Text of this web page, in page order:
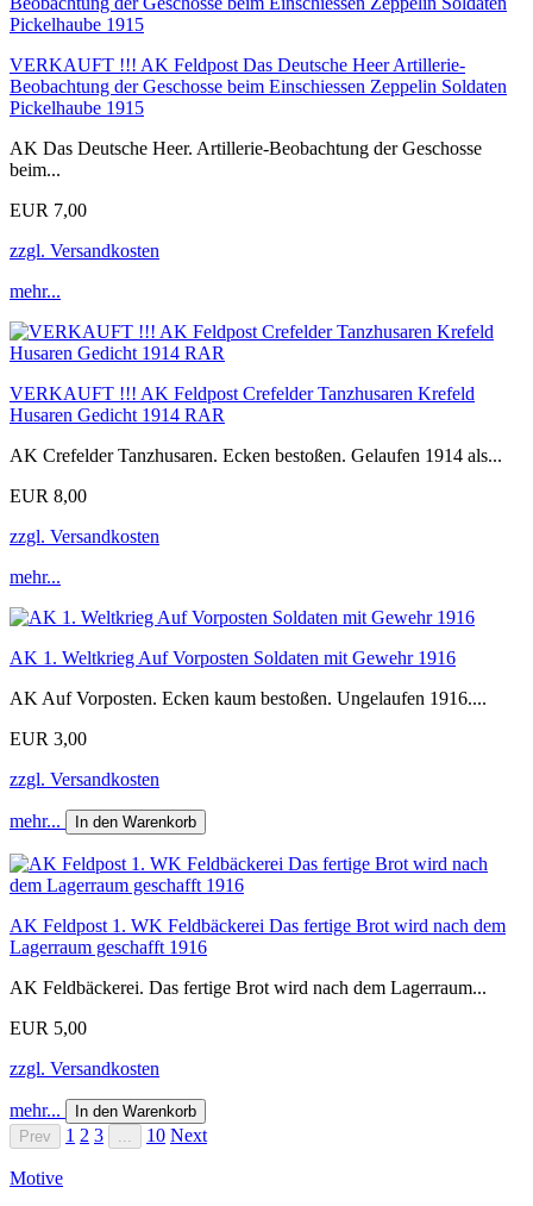
VERKAUFT !!! AK Feldpost Das Deutsche Heer Artillerie-
Beobachtung der Geschosse beim Einschiessen Zeppelin Soldaten
Pickelhaube 1915
AK Das Deutsche Heer. Artillerie-Beobachtung der Geschosse
beim...
EUR 7,00
zzgl. Versandkosten
mehr...
VERKAUFT !!! AK Feldpost Crefelder Tanzhusaren Krefeld
Husaren Gedicht 1914 RAR
AK Crefelder Tanzhusaren. Ecken bestoßen. Gelaufen 1914 als...
EUR 8,00
zzgl. Versandkosten
mehr...
AK 1. Weltkrieg Auf Vorposten Soldaten mit Gewehr 1916
AK Auf Vorposten. Ecken kaum bestoßen. Ungelaufen 1916....
EUR 3,00
zzgl. Versandkosten
mehr... In den Warenkorb
AK Feldpost 1. WK Feldbäckerei Das fertige Brot wird nach dem
Lagerraum geschafft 1916
AK Feldbäckerei. Das fertige Brot wird nach dem Lagerraum...
EUR 5,00
zzgl. Versandkosten
mehr...
In den Warenkorb
Prev
1 2 3 10 Next
Motive